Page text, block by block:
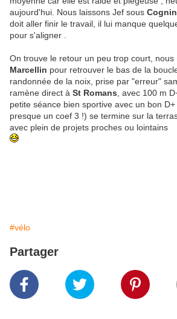
aujourd'hui. Nous laissons Jef sous
doit aller finir le travail, il lui manque
pour s'aligner .
On trouve le retour un peu trop court, nous
Marcellin pour retrouver le bas de la
randonnée de la noix, prise par "erreur"
ramène direct à St Romans , avec 100 m
petite séance bien sportive avec un bon
presque un coef 3 !) se termine sur la
avec plein de projets proches ou lointains
#vélo
Partager